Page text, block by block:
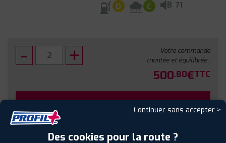
D C B 71
Votre commande
montée et équilibrée :
500.80€TTC
Sous réserve de disponibilité en agence
Continuer sans accepter >
Des cookies pour la route ?